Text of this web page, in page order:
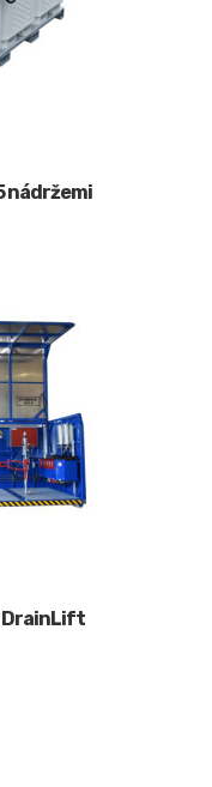
nádržemi
DrainLift